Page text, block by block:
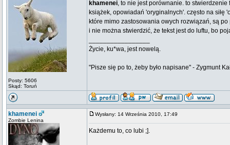
Posty: 5606
Skąd: Toruń
khamenei, to nie jest porównanie. to
książek, opowiadań 'oryginalnych'. często na
które mimo zastosowania owych rozwiązań, są
i nie można stwierdzić, że tekst jest do luftu, bo
Życie, ku*wa, jest nowelą.
"Pisze się po to, żeby było napisane" - Zygmunt
khamenei
Zombie Lenina
Wysłany: 14 Września 2010, 17:49
Każdemu to, co lubi ;].